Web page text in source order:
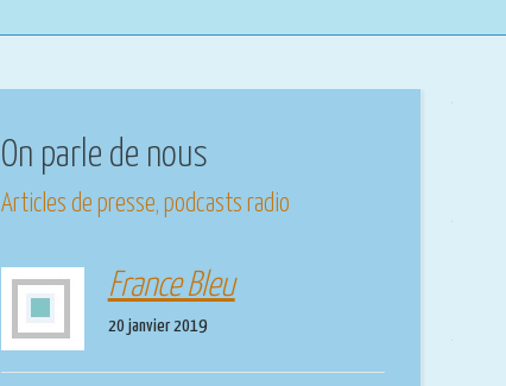
On parle de nous
Articles de presse, podcasts radio
France Bleu
20 janvier 2019